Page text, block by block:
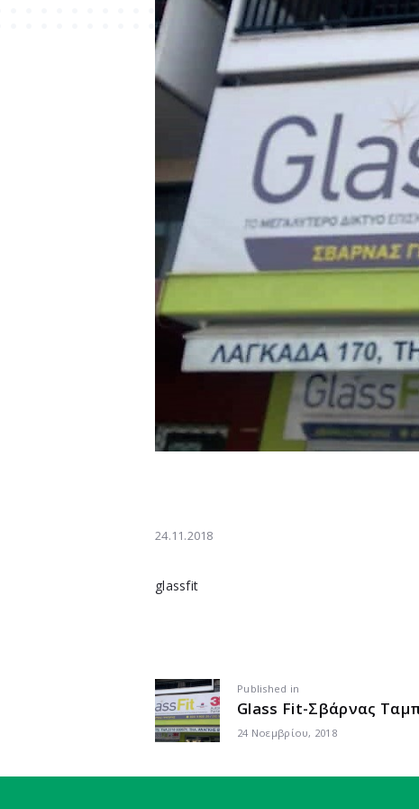
24.11.2018
glassfit
ΠΛΟΉΓΗΣΗ
ΆΡΘΡΩΝ
Published in
post:
Glass Fit-Σβάρνας
24 Νοεμβρίου, 2018